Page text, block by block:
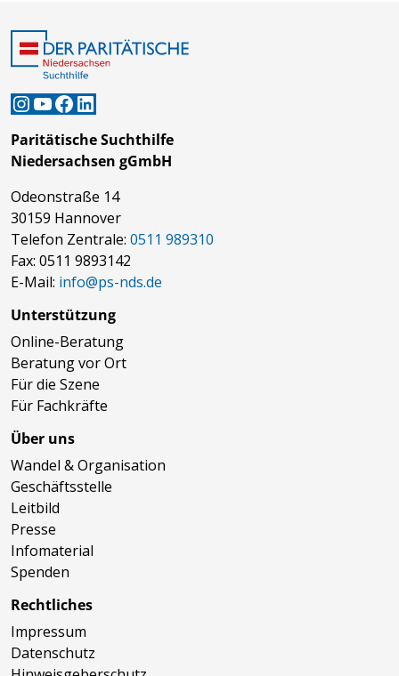
Instagram
YouTube
Facebook
LinkedIn
Paritätische Suchthilfe
Niedersachsen gGmbH
Odeonstraße 14
30159 Hannover
Telefon Zentrale: 0511 989310
Fax: 0511 9893142
E-Mail: info@ps-nds.de
Unterstützung
Online-Beratung
Beratung vor Ort
Für die Szene
Für Fachkräfte
Über uns
Wandel & Organisation
Geschäftsstelle
Leitbild
Presse
Infomaterial
Spenden
Rechtliches
Impressum
Datenschutz